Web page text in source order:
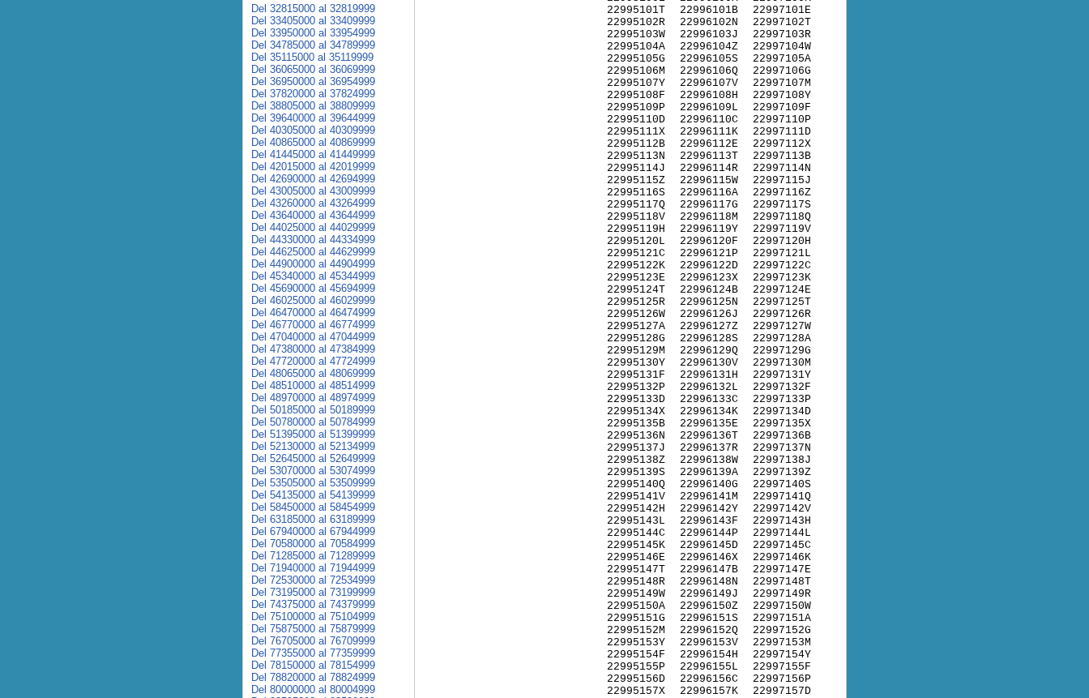
22995101T
22995102R
22995103W
22995104A
22995105G
22995106M
22995107Y
22995108F
22995109P
22995110D
22995111X
22995112B
22995113N
22995114J
22995115Z
22995116S
22995117Q
22995118V
22995119H
22995120L
22995121C
22995122K
22995123E
22995124T
22995125R
22995126W
22995127A
22995128G
22995129M
22995130Y
22995131F
22995132P
22995133D
22995134X
22995135B
22995136N
22995137J
22995138Z
22995139S
22995140Q
22995141V
22995142H
22995143L
22995144C
22995145K
22995146E
22995147T
22995148R
22995149W
22995150A
22995151G
22995152M
22995153Y
22995154F
22995155P
22995156D
22995157X
22996101B
22996102N
22996103J
22996104Z
22996105S
22996106Q
22996107V
22996108H
22996109L
22996110C
22996111K
22996112E
22996113T
22996114R
22996115W
22996116A
22996117G
22996118M
22996119Y
22996120F
22996121P
22996122D
22996123X
22996124B
22996125N
22996126J
22996127Z
22996128S
22996129Q
22996130V
22996131H
22996132L
22996133C
22996134K
22996135E
22996136T
22996137R
22996138W
22996139A
22996140G
22996141M
22996142Y
22996143F
22996144P
22996145D
22996146X
22996147B
22996148N
22996149J
22996150Z
22996151S
22996152Q
22996153V
22996154H
22996155L
22996156C
22996157K
22997101E
22997102T
22997103R
22997104W
22997105A
22997106G
22997107M
22997108Y
22997109F
22997110P
22997111D
22997112X
22997113B
22997114N
22997115J
22997116Z
22997117S
22997118Q
22997119V
22997120H
22997121L
22997122C
22997123K
22997124E
22997125T
22997126R
22997127W
22997128A
22997129G
22997130M
22997131Y
22997132F
22997133P
22997134D
22997135X
22997136B
22997137N
22997138J
22997139Z
22997140S
22997141Q
22997142V
22997143H
22997144L
22997145C
22997146K
22997147E
22997148T
22997149R
22997150W
22997151A
22997152G
22997153M
22997154Y
22997155F
22997156P
22997157D
Del 32815000 al 32819999
Del 33405000 al 33409999
Del 33950000 al 33954999
Del 34785000 al 34789999
Del 35115000 al 35119999
Del 36065000 al 36069999
Del 36950000 al 36954999
Del 37820000 al 37824999
Del 38805000 al 38809999
Del 39640000 al 39644999
Del 40305000 al 40309999
Del 40865000 al 40869999
Del 41445000 al 41449999
Del 42015000 al 42019999
Del 42690000 al 42694999
Del 43005000 al 43009999
Del 43260000 al 43264999
Del 43640000 al 43644999
Del 44025000 al 44029999
Del 44330000 al 44334999
Del 44625000 al 44629999
Del 44900000 al 44904999
Del 45340000 al 45344999
Del 45690000 al 45694999
Del 46025000 al 46029999
Del 46470000 al 46474999
Del 46770000 al 46774999
Del 47040000 al 47044999
Del 47380000 al 47384999
Del 47720000 al 47724999
Del 48065000 al 48069999
Del 48510000 al 48514999
Del 48970000 al 48974999
Del 50185000 al 50189999
Del 50780000 al 50784999
Del 51395000 al 51399999
Del 52130000 al 52134999
Del 52645000 al 52649999
Del 53070000 al 53074999
Del 53505000 al 53509999
Del 54135000 al 54139999
Del 58450000 al 58454999
Del 63185000 al 63189999
Del 67940000 al 67944999
Del 70580000 al 70584999
Del 71285000 al 71289999
Del 71940000 al 71944999
Del 72530000 al 72534999
Del 73195000 al 73199999
Del 74375000 al 74379999
Del 75100000 al 75104999
Del 75875000 al 75879999
Del 76705000 al 76709999
Del 77355000 al 77359999
Del 78150000 al 78154999
Del 78820000 al 78824999
Del 80000000 al 80004999